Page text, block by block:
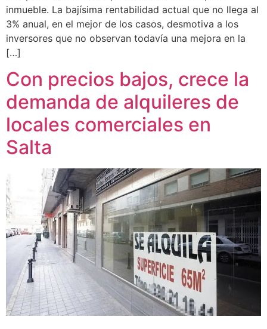
inmueble. La bajísima rentabilidad actual que no llega al
3% anual, en el mejor de los casos, desmotiva a los
inversores que no observan todavía una mejora en la
[…]
Con precios bajos, crece la
demanda de alquileres de
locales comerciales en
Salta